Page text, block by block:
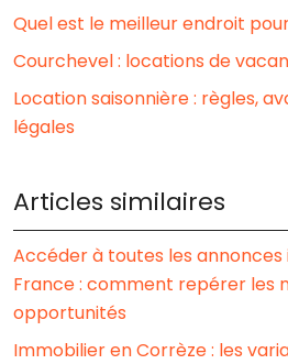
Quel est le meilleur endroit
Courchevel : locations de
Location saisonnière : règles,
légales
Articles similaires
Accéder à toutes les
France : comment repérer les
opportunités
Immobilier en Corrèze : les